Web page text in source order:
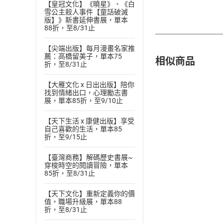
【皇冠文化】《曉星》、《白
雪公主殺人事件【童話破滅
版】》新書延伸書展，單本
88折，至8/31止
【尖端出版】每月漫畫名家推
薦：高橋留美子，單本75
折，至8/31止
【大雁文化 x 日出出版】陪你
找到情緒出口，心理勵志書
展，單本85折，至9/10止
【天下生活 x 康健出版】享受
自己喜歡的生活，單本85
折，至9/15止
【臺灣商務】解碼歷史書展~
穿梭時空的閱讀冒險，單本
85折，至8/31止
【天下文化】重新定義你的價
值，職場升級展，單本88
折，至8/31止
相似商品